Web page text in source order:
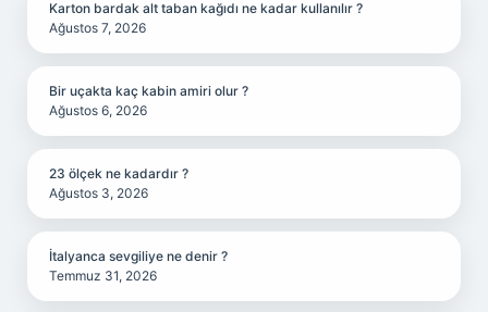
Karton bardak alt taban kağıdı ne kadar kullanılır ?
Ağustos 7, 2026
Bir uçakta kaç kabin amiri olur ?
Ağustos 6, 2026
23 ölçek ne kadardır ?
Ağustos 3, 2026
İtalyanca sevgiliye ne denir ?
Temmuz 31, 2026